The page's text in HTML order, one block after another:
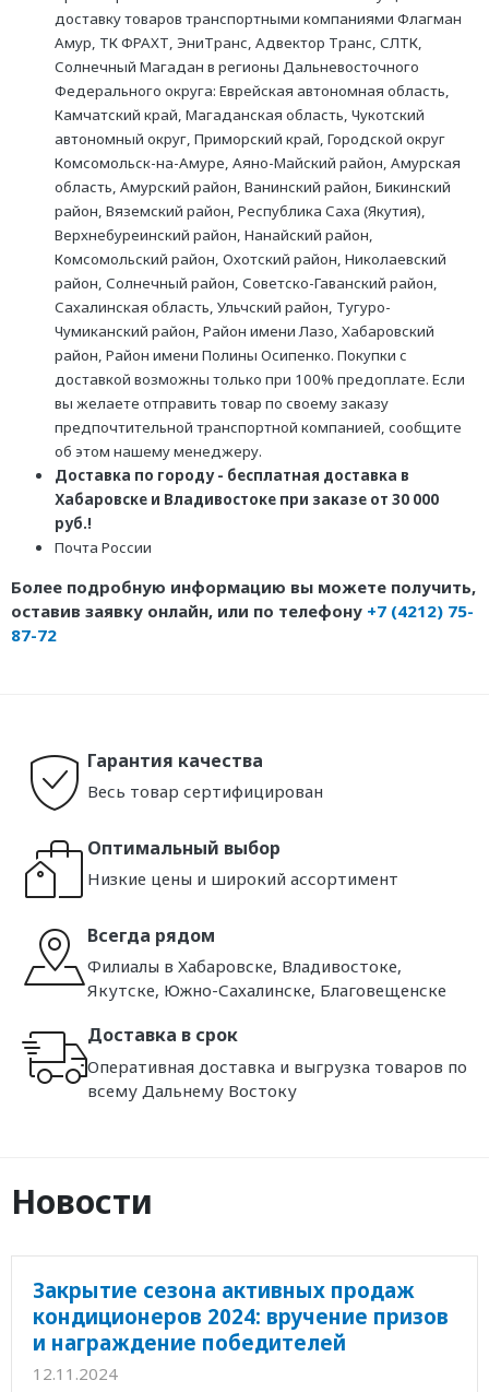
доставку товаров транспортными компаниями Флагман
Амур, ТК ФРАХТ, ЭниТранс, Адвектор Транс, СЛТК,
Солнечный Магадан в регионы Дальневосточного
Федерального округа: Еврейская автономная область,
Камчатский край, Магаданская область, Чукотский
автономный округ, Приморский край, Городской округ
Комсомольск-на-Амуре, Аяно-Майский район, Амурская
область, Амурский район, Ванинский район, Бикинский
район, Вяземский район, Республика Саха (Якутия),
Верхнебуреинский район, Нанайский район,
Комсомольский район, Охотский район, Николаевский
район, Солнечный район, Советско-Гаванский район,
Сахалинская область, Ульчский район, Тугуро-
Чумиканский район, Район имени Лазо, Хабаровский
район, Район имени Полины Осипенко. Покупки с
доставкой возможны только при 100% предоплате. Если
вы желаете отправить товар по своему заказу
предпочтительной транспортной компанией, сообщите
об этом нашему менеджеру.
Доставка по городу - бесплатная доставка в
Хабаровске и Владивостоке при заказе от 30 000
руб.!
Почта России
Более подробную информацию вы можете получить,
оставив заявку онлайн, или по телефону +7 (4212) 75-
87-72
Гарантия качества
Весь товар сертифицирован
Оптимальный выбор
Низкие цены и широкий ассортимент
Всегда рядом
Филиалы в Хабаровске, Владивостоке,
Якутске, Южно-Сахалинске, Благовещенске
Доставка в срок
Оперативная доставка и выгрузка товаров по
всему Дальнему Востоку
Новости
Закрытие сезона активных продаж
кондиционеров 2024: вручение призов
и награждение победителей
12.11.2024